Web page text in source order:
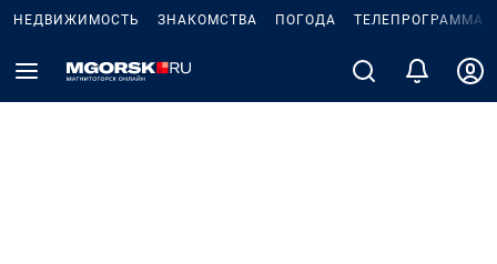
НЕДВИЖИМОСТЬ ЗНАКОМСТВА ПОГОДА ТЕЛЕПРОГРАММА